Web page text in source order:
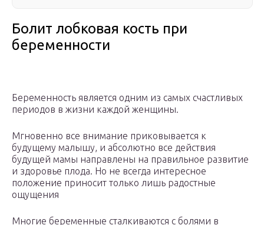
Болит лобковая кость при
беременности
Беременность является одним из самых счастливых
периодов в жизни каждой женщины.
Мгновенно все внимание приковывается к
будущему малышу, и абсолютно все действия
будущей мамы направлены на правильное развитие
и здоровье плода. Но не всегда интересное
положение приносит только лишь радостные
ощущения
Многие беременные сталкиваются с болями в